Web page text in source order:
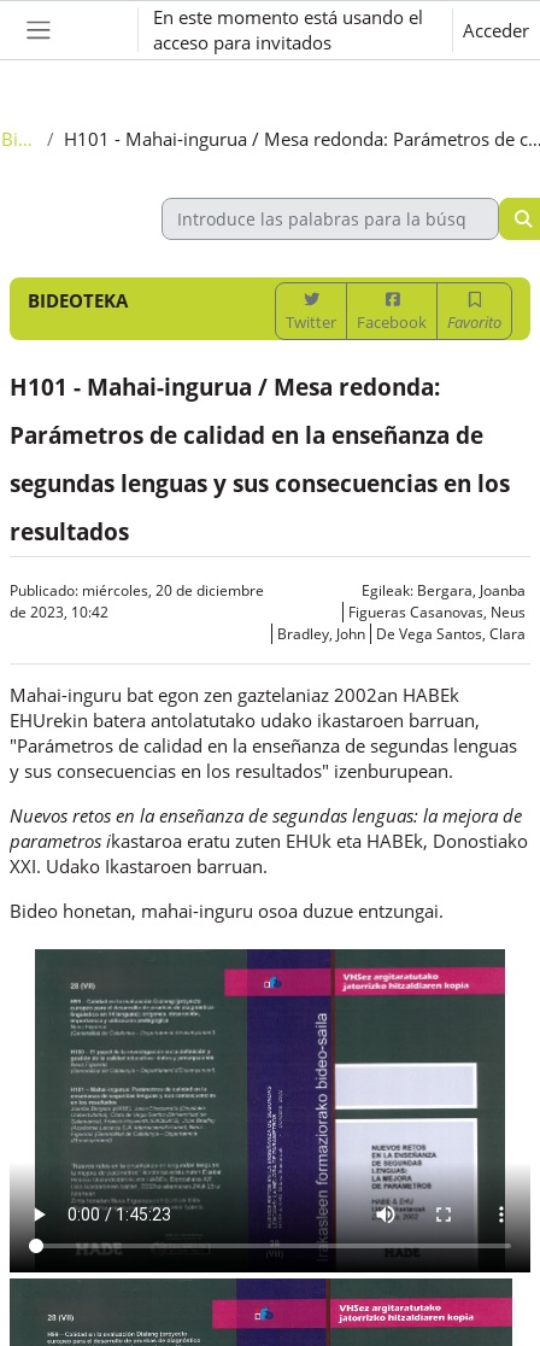
Salta al contenido principal
Panel lateral
En este momento está usando el
acceso para invitados
Acceder
Bideoteka H101 - Mahai-ingurua / Mesa redonda: Parámetros de calidad en la enseñanza de
BIDEOTEKA
Twitter Facebook Favorito
H101 - Mahai-ingurua / Mesa redonda:
Parámetros de calidad en la enseñanza de
segundas lenguas y sus consecuencias en los
resultados
Publicado: miércoles, 20 de diciembre
de 2023, 10:42
Egileak: Bergara, Joanba
Figueras Casanovas, Neus
Bradley, John De Vega Santos, Clara
Mahai-inguru bat egon zen gaztelaniaz 2002an HABEk
EHUrekin batera antolatutako udako ikastaroen barruan,
"Parámetros de calidad en la enseñanza de segundas lenguas
y sus consecuencias en los resultados" izenburupean.
Nuevos retos en la enseñanza de segundas lenguas: la mejora de
parametros ikastaroa eratu zuten EHUk eta HABEk, Donostiako
XXI. Udako Ikastaroen barruan.
Bideo honetan, mahai-inguru osoa duzue entzungai.